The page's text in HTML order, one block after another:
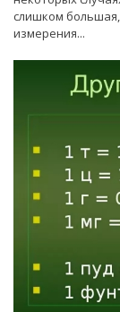
слишком
измерения...